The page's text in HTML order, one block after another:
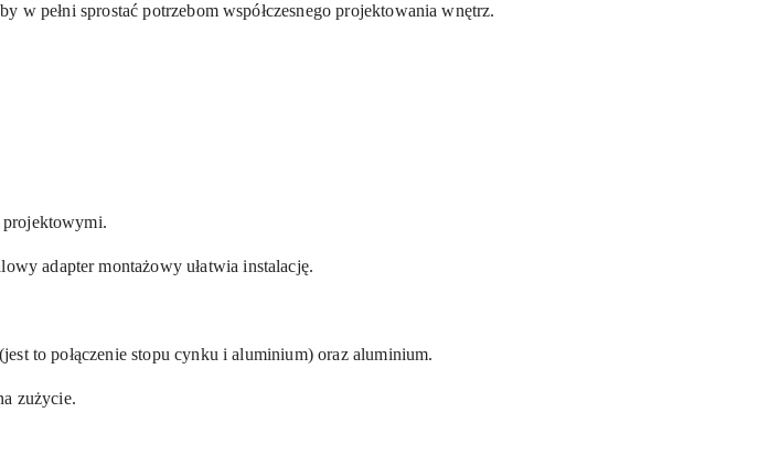
w pełni sprostać potrzebom współczesnego projektowania wnętrz.
projektowymi.
adapter montażowy ułatwia instalację.
to połączenie stopu cynku i aluminium) oraz aluminium.
zużycie.